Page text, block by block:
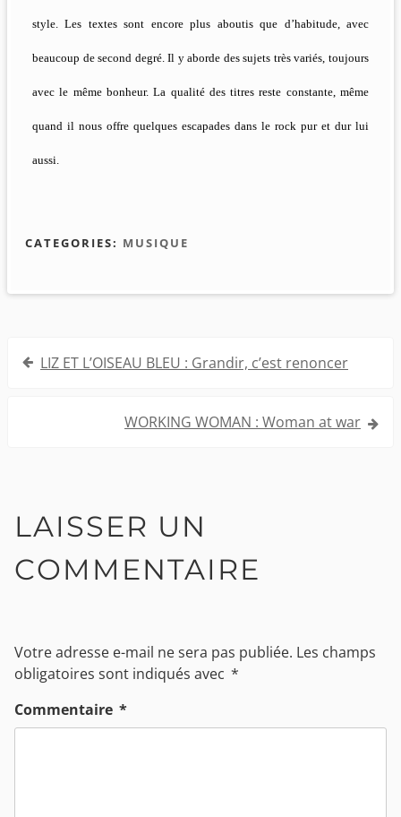
style. Les textes sont encore plus aboutis que d’habitude, avec
beaucoup de second degré. Il y aborde des sujets très variés, toujours
avec le même bonheur. La qualité des titres reste constante, même
quand il nous offre quelques escapades dans le rock pur et dur lui
aussi.
CATEGORIES: MUSIQUE
Navigation
LIZ ET L’OISEAU BLEU : Grandir, c’est renoncer
WORKING WOMAN : Woman at war
LAISSER UN
COMMENTAIRE
Votre adresse e-mail ne sera pas publiée. Les champs
obligatoires sont indiqués avec *
Commentaire *